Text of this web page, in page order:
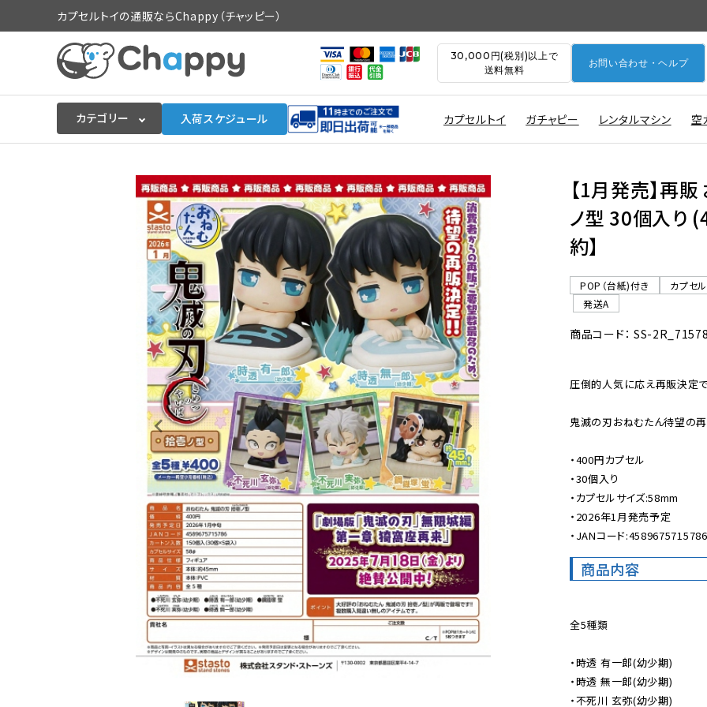
カプセルトイの通販ならChappy（チャッピー）
30,000円(税別)以上で
送料無料
お問い合わせ・ヘルプ
カテゴリー 入荷スケジュール カプセルトイ ガチャピー レンタルマシン 空
入荷スケジュールをチェック
カプセルトイマシン本体
販促用カプセルトイ
よくあるご質問
ご利用ガイド
06-6282-7659
【1月発売】再
ノ型 30個入り
約】
POP（台紙)付き
カプセ
発送A
商品コード： SS-
圧倒的人気に応え再販決定で
鬼滅の刃おねむたん待望の再
・400円カプセル
・30個入り
・カプセルサイズ:58mm
・2026年1月発売予定
・JANコード:4589675715786
商品内容
全5種類
・時透 有一郎(幼少期)
・時透 無一郎(幼少期)
・不死川 玄弥(幼少期)